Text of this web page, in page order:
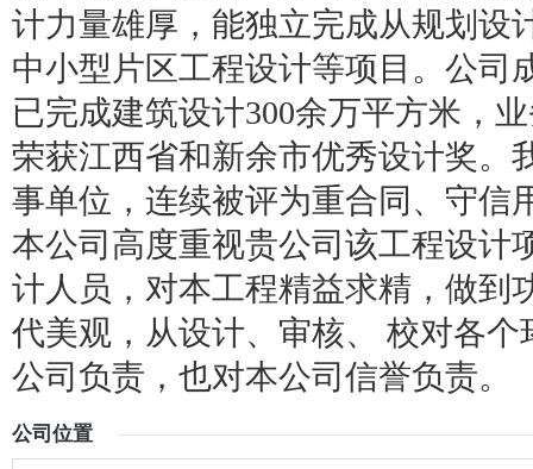
计力量雄厚，能独立完成从规划设
中小型片区工程设计等项目。公司
已完成建筑设计300余万平方米，
荣获江西省和新余市优秀设计奖。
事单位，连续被评为重合同、守信
本公司高度重视贵公司该工程设计
计人员，对本工程精益求精，做到
代美观，从设计、审核、 校对各
公司负责，也对本公司信誉负责。
公司位置